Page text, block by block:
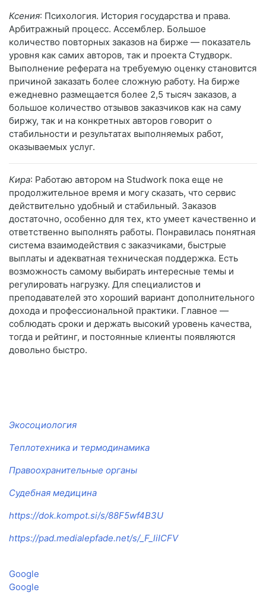
Ксения: Психология. История государства и права.
Арбитражный процесс. Ассемблер. Большое
количество повторных заказов на бирже — показатель
уровня как самих авторов, так и проекта Студворк.
Выполнение реферата на требуемую оценку становится
причиной заказать более сложную работу. На бирже
ежедневно размещается более 2,5 тысяч заказов, а
большое количество отзывов заказчиков как на саму
биржу, так и на конкретных авторов говорит о
стабильности и результатах выполняемых работ,
оказываемых услуг.
Кира: Работаю автором на Studwork пока еще не
продолжительное время и могу сказать, что сервис
действительно удобный и стабильный. Заказов
достаточно, особенно для тех, кто умеет качественно и
ответственно выполнять работы. Понравилась понятная
система взаимодействия с заказчиками, быстрые
выплаты и адекватная техническая поддержка. Есть
возможность самому выбирать интересные темы и
регулировать нагрузку. Для специалистов и
преподавателей это хороший вариант дополнительного
дохода и профессиональной практики. Главное —
соблюдать сроки и держать высокий уровень качества,
тогда и рейтинг, и постоянные клиенты появляются
довольно быстро.
Экосоциология
Теплотехника и термодинамика
Правоохранительные органы
Судебная медицина
https://dok.kompot.si/s/88F5wf4B3U
https://pad.medialepfade.net/s/_F_liICFV
Google
Google